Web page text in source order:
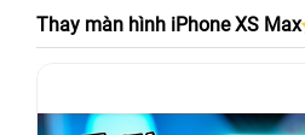
Thay màn hình iPhone XS Max